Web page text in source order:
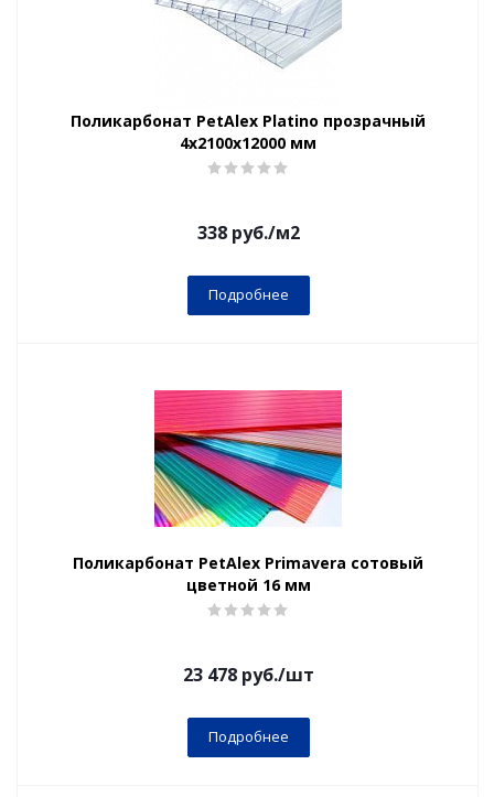
Поликарбонат PetAlex Platino прозрачный
4х2100х12000 мм
338руб./м2
Подробнее
Поликарбонат PetAlex Primavera сотовый
цветной 16 мм
23 478руб./шт
Подробнее